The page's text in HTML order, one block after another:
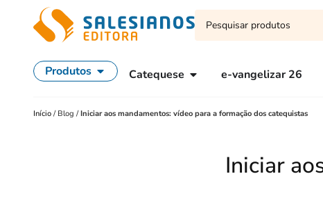
Produtos Catequese e-vangelizar 26
Início / Blog /Iniciar aos mandamentos: vídeo para a formação dos catequistas
Iniciar